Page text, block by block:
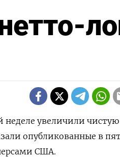
увеличили чистую
опубликованные в
США.